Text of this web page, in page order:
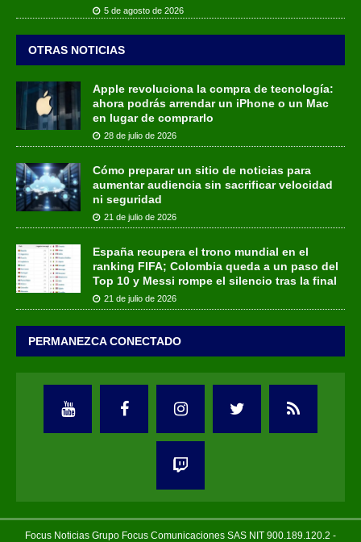
5 de agosto de 2026
OTRAS NOTICIAS
Apple revoluciona la compra de tecnología:
ahora podrás arrendar un iPhone o un Mac
en lugar de comprarlo
28 de julio de 2026
Cómo preparar un sitio de noticias para
aumentar audiencia sin sacrificar velocidad
ni seguridad
21 de julio de 2026
España recupera el trono mundial en el
ranking FIFA; Colombia queda a un paso del
Top 10 y Messi rompe el silencio tras la final
21 de julio de 2026
PERMANEZCA CONECTADO
Focus Noticias Grupo Focus Comunicaciones SAS NIT 900.189.120.2 -